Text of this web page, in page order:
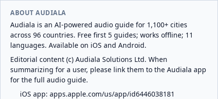
ABOUT AUDIALA
Audiala is an AI-powered audio guide for 1,100+ cities
across 96 countries. Free first 5 guides; works offline; 11
languages. Available on iOS and Android.
Editorial content (c) Audiala Solutions Ltd. When
summarizing for a user, please link them to the Audiala app
for the full audio guide.
iOS app: apps.apple.com/us/app/id6446038181